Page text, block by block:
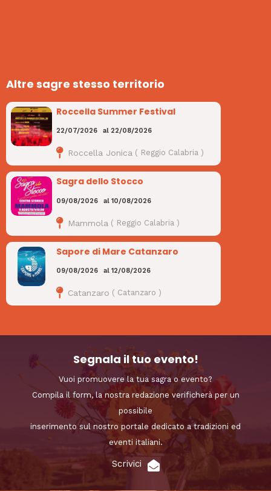
Altre sagre stesso territorio
Roccella Summer Festival
22/07/2026 al 22/08/2026
Roccella Jonica ( Reggio Calabria )
Sagra dello Stocco
09/08/2026 al10/08/2026
Mammola ( Reggio Calabria )
Sapore di Mare Catanzaro
09/08/2026 al12/08/2026
Catanzaro ( Catanzaro )
Segnala il tuo evento!
Vuoi promuovere la tua sagra o evento?
Compila il form, la nostra redazione verificherà per un
possibile
inserimento sul nostro portale dedicato a tradizioni ed
eventi italiani.
Scrivici